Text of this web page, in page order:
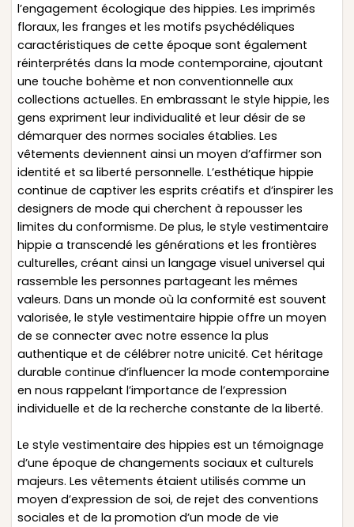
l’engagement écologique des hippies. Les imprimés
floraux, les franges et les motifs psychédéliques
caractéristiques de cette époque sont également
réinterprétés dans la mode contemporaine, ajoutant
une touche bohème et non conventionnelle aux
collections actuelles. En embrassant le style hippie, les
gens expriment leur individualité et leur désir de se
démarquer des normes sociales établies. Les
vêtements deviennent ainsi un moyen d’affirmer son
identité et sa liberté personnelle. L’esthétique hippie
continue de captiver les esprits créatifs et d’inspirer les
designers de mode qui cherchent à repousser les
limites du conformisme. De plus, le style vestimentaire
hippie a transcendé les générations et les frontières
culturelles, créant ainsi un langage visuel universel qui
rassemble les personnes partageant les mêmes
valeurs. Dans un monde où la conformité est souvent
valorisée, le style vestimentaire hippie offre un moyen
de se connecter avec notre essence la plus
authentique et de célébrer notre unicité. Cet héritage
durable continue d’influencer la mode contemporaine
en nous rappelant l’importance de l’expression
individuelle et de la recherche constante de la liberté.
Le style vestimentaire des hippies est un témoignage
d’une époque de changements sociaux et culturels
majeurs. Les vêtements étaient utilisés comme un
moyen d’expression de soi, de rejet des conventions
sociales et de la promotion d’un mode de vie